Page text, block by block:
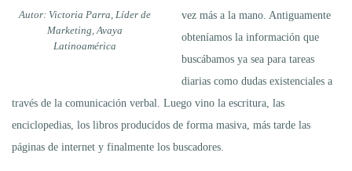
Autor: Victoria Parra, Líder de
Marketing, Avaya
Latinoamérica
vez más a la mano. Antiguamente
obteníamos la información que
buscábamos ya sea para tareas
diarias como dudas existenciales a
través de la comunicación verbal. Luego vino la escritura, las
enciclopedias, los libros producidos de forma masiva, más tarde las
páginas de internet y finalmente los buscadores.